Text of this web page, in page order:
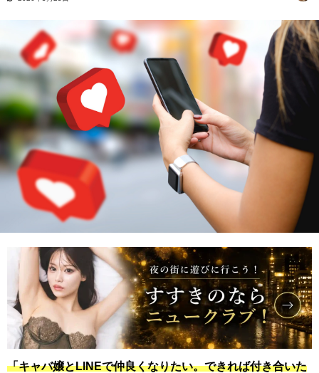
「キャバ嬢とLINEで仲良くなりたい。できれば付き合いた